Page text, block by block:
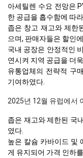
아세틸렌 수요 전망은
한 공급을 흡수함에 따
좁은 창고 재고와 제한
으며, 판매자들은 할인
국내 공장은 안정적인
연시켜 지역 공급을 더
유통업체의 전략적 구
기여하였다.
2025년 12월 유럽에서
좁은 재고와 제한된 국
였다.
높은 칼슘 카바이드 및
게 유지되어 가격 인하